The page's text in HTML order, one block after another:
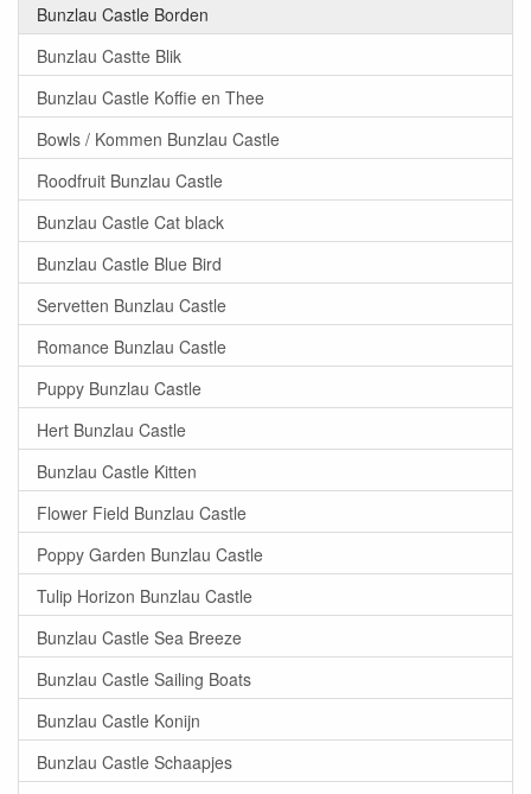
Bunzlau Castle Borden
Bunzlau Castte Blik
Bunzlau Castle Koffie en Thee
Bowls / Kommen Bunzlau Castle
Roodfruit Bunzlau Castle
Bunzlau Castle Cat black
Bunzlau Castle Blue Bird
Servetten Bunzlau Castle
Romance Bunzlau Castle
Puppy Bunzlau Castle
Hert Bunzlau Castle
Bunzlau Castle Kitten
Flower Field Bunzlau Castle
Poppy Garden Bunzlau Castle
Tulip Horizon Bunzlau Castle
Bunzlau Castle Sea Breeze
Bunzlau Castle Sailing Boats
Bunzlau Castle Konijn
Bunzlau Castle Schaapjes